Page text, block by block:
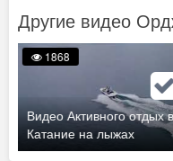
Другие видео
Видео Активного отдых
Катание на лыжах
1868